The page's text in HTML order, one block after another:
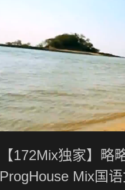
【172Mix独家】略
ProgHouse Mix国